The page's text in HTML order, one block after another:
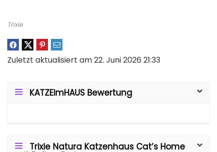
Trixie
Zuletzt aktualisiert am 22. Juni 2026 21:33
KATZEimHAUS Bewertung
Trixie Natura Katzenhaus Cat’s Home